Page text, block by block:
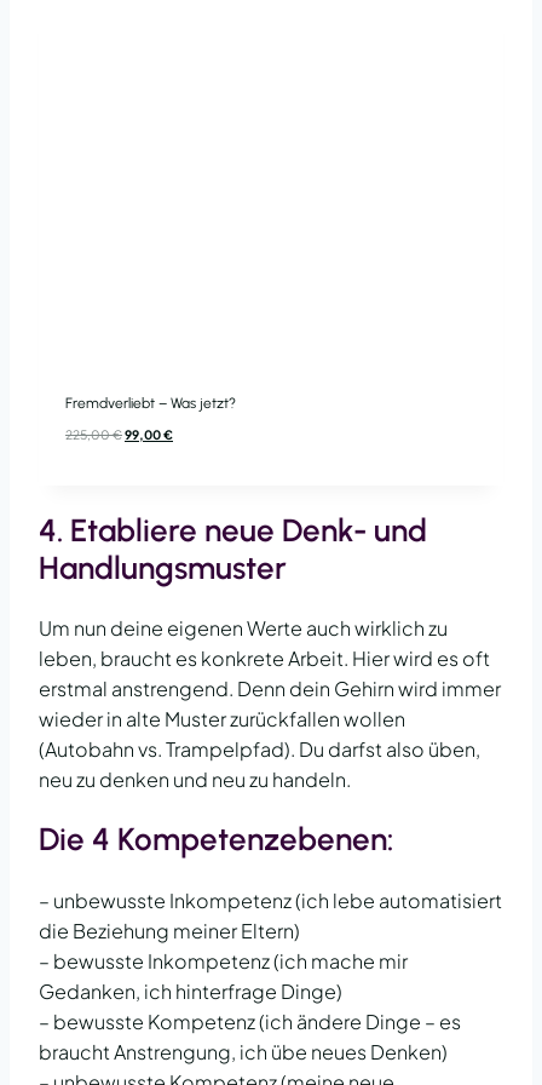
Fremdverliebt – Was jetzt?
225,00€Ursprünglicher
99,00€Aktueller
4. Etabliere neue Denk- und
Handlungsmuster
Um nun deine eigenen Werte auch wirklich zu
leben, braucht es konkrete Arbeit. Hier wird es oft
erstmal anstrengend. Denn dein Gehirn wird immer
wieder in alte Muster zurückfallen wollen
(Autobahn vs. Trampelpfad). Du darfst also üben,
neu zu denken und neu zu handeln.
Die 4 Kompetenzebenen:
– unbewusste Inkompetenz (ich lebe automatisiert
die Beziehung meiner Eltern)
– bewusste Inkompetenz (ich mache mir
Gedanken, ich hinterfrage Dinge)
– bewusste Kompetenz (ich ändere Dinge – es
braucht Anstrengung, ich übe neues Denken)